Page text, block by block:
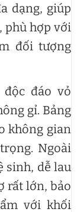
dạng, giúp
phù hợp với
đối tượng
đáo vỏ
gỉ. Bảng
không gian
Ngoài
sinh, dễ lau
rất lớn, bảo
với khối